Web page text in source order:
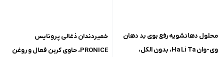
محلول دهانشویه رفع بوی بد دهان
وی-وان Ha Li Ta، بدون الکل،
خمیردندان ذغالی پرونایس
PRONICE، حاوی کربن فعال و روغن